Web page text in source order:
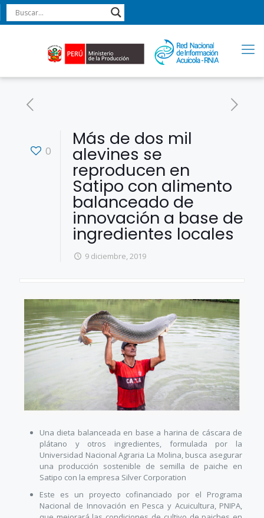
0
Más de dos mil
alevines se
reproducen en
Satipo con alimento
balanceado de
innovación a base de
ingredientes locales
9 diciembre, 2019
Una dieta balanceada en base a harina de cáscara de
plátano y otros ingredientes, formulada por la
Universidad Nacional Agraria La Molina, busca asegurar
una producción sostenible de semilla de paiche en
Satipo con la empresa Silver Corporation
Este es un proyecto cofinanciado por el Programa
Nacional de Innovación en Pesca y Acuicultura, PNIPA,